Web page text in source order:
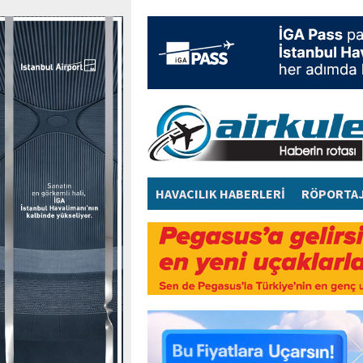
HAVACILIK HABERLERİ